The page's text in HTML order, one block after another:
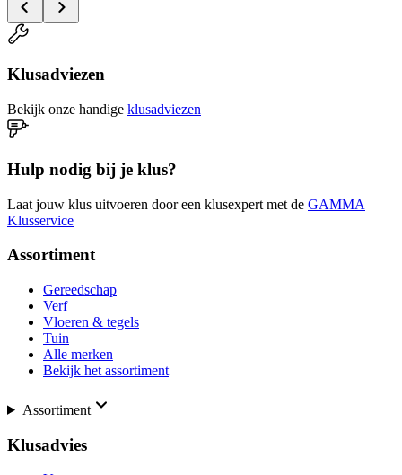
Klusadviezen
Bekijk onze handige klusadviezen
Hulp nodig bij je klus?
Laat jouw klus uitvoeren door een klusexpert met de GAMMA
Klusservice
Assortiment
Gereedschap
Verf
Vloeren & tegels
Tuin
Alle merken
Bekijk het assortiment
Assortiment
Klusadvies